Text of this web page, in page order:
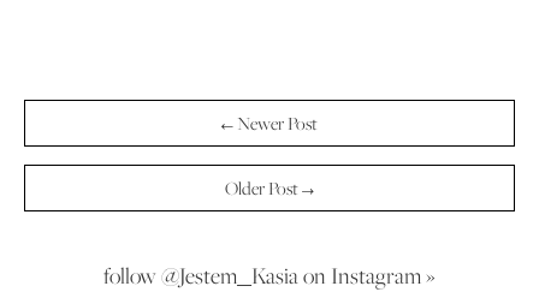
← Newer Post
Older Post →
follow @Jestem_Kasia on Instagram »